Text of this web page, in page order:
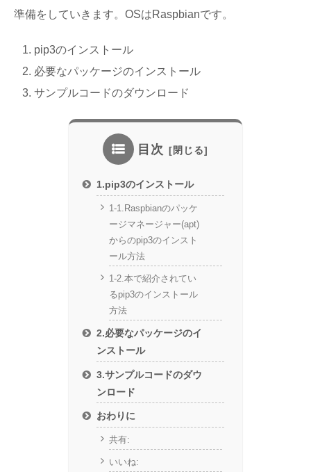
準備をしていきます。OSはRaspbianです。
pip3のインストール
必要なパッケージのインストール
サンプルコードのダウンロード
目次
1.pip3のインストール
1-1.Raspbianのパッケ
ージマネージャー(apt)
からのpip3のインスト
ール方法
1-2.本で紹介されてい
るpip3のインストール
方法
2.必要なパッケージのイ
ンストール
3.サンプルコードのダウ
ンロード
おわりに
共有:
いいね: